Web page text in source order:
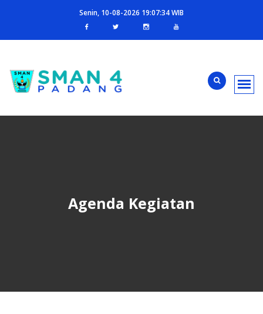
Senin, 10-08-2026 19:07:35 WIB
Agenda Kegiatan